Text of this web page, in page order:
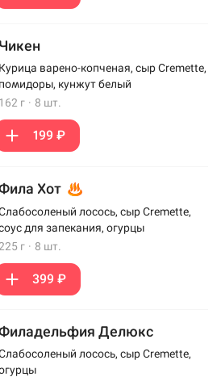
Чикен
Курица варено-копченая, сыр Cremette,
помидоры, кунжут белый
162 г · 8 шт.
199 ₽
Хот
лосось, сыр Cremette,
для запекания, огурцы
225 г · 8 шт.
399 ₽
Делюкс
лосось, сыр Cremette,